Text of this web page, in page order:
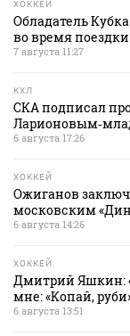
ХОККЕЙ
Обладатель
во время
7 августа 11:27
КХЛ
СКА подписал
6 августа 17:26
ХОККЕЙ
Ожиганов
московским
6 августа 14:26
ХОККЕЙ
Дмитрий Яшкин:
мне: «Копай,
6 августа 13:51